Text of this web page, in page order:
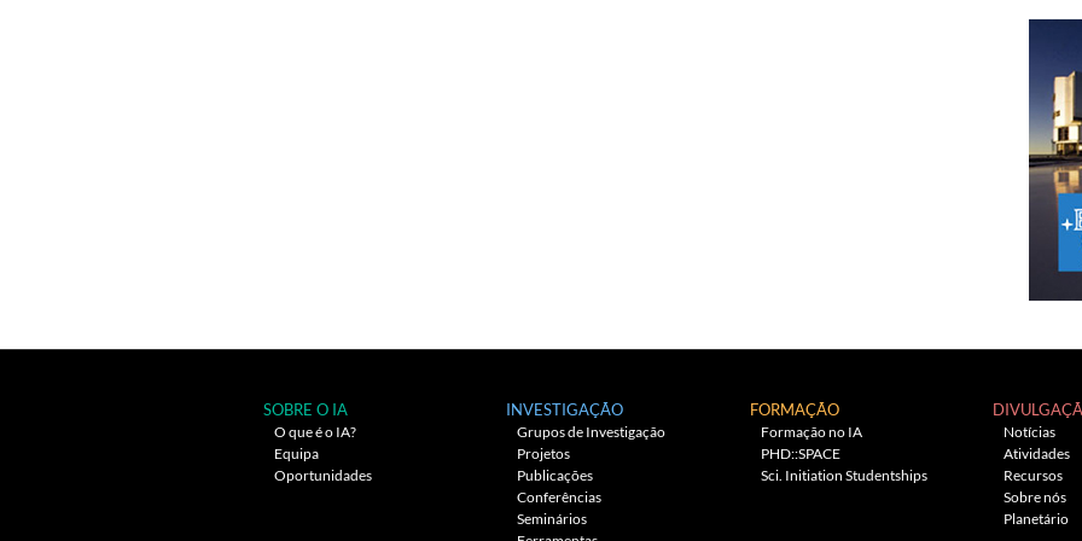
SOBRE O IA
O que é o IA?
Equipa
Oportunidades
INVESTIGAÇÃO
Grupos de Investigação
Projetos
Publicações
Conferências
Seminários
FORMAÇÃO
Formação no IA
PHD::SPACE
Sci. Initiation Studentships
Notícias
Atividades
Recursos
Sobre nós
Planetário